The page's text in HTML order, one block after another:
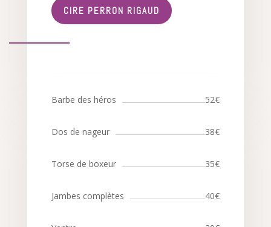
CIRE PERRON RIGAUD
Barbe des héros 52€
Dos de nageur 38€
Torse de boxeur 35€
Jambes complètes 40€